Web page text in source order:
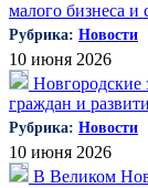
малого бизнеса
Рубрика: Новости
10 июня 2026
Новгородские
граждан и
Рубрика: Новости
10 июня 2026
В Великом